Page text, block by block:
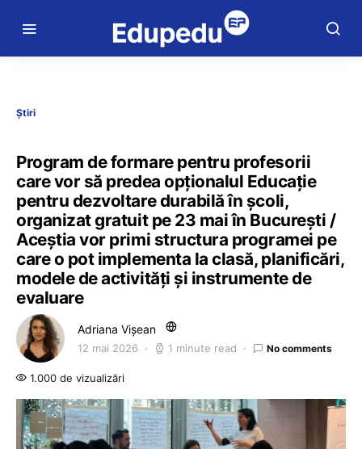
Știri
Program de formare pentru profesorii
care vor să predea opționalul Educație
pentru dezvoltare durabilă în școli,
organizat gratuit pe 23 mai în București /
Aceștia vor primi structura programei pe
care o pot implementa la clasă, planificări,
modele de activități și instrumente de
evaluare
Adriana Vișean
12 mai 2026 1 minute read No comments
1.000 de vizualizări